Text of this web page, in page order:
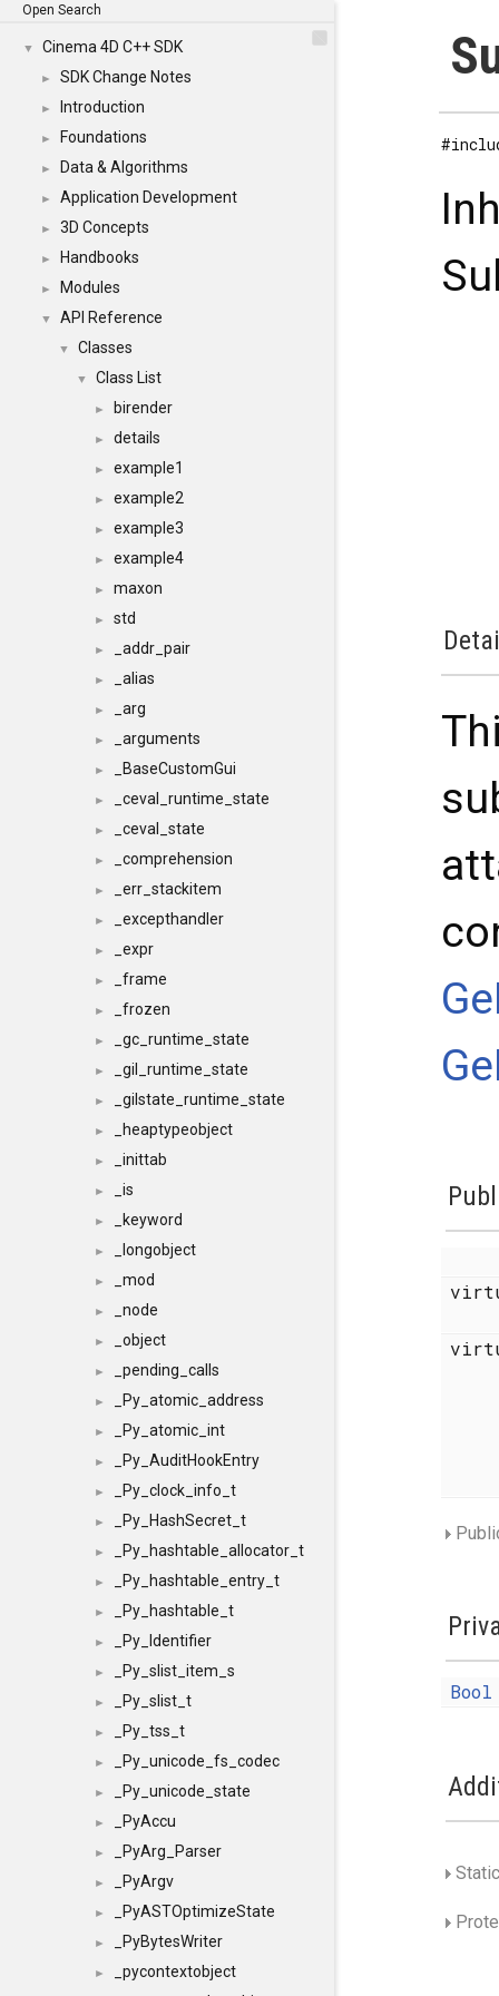
Open Search
▼ Cinema 4D C++ SDK
► SDK Change Notes
► Introduction
► Foundations
► Data & Algorithms
► Application Development
► 3D Concepts
► Handbooks
► Modules
▼ API Reference
▼ Classes
▼ Class List
► birender
► details
► example1
► example2
► example3
► example4
► maxon
► std
► _addr_pair
► _alias
► _arg
► _arguments
► _BaseCustomGui
► _ceval_runtime_state
► _ceval_state
► _comprehension
► _err_stackitem
► _excepthandler
► _expr
► _frame
► _frozen
► _gc_runtime_state
► _gil_runtime_state
► _gilstate_runtime_state
► _heaptypeobject
► _inittab
► _is
► _keyword
► _longobject
► _mod
► _node
► _object
► _pending_calls
► _Py_atomic_address
► _Py_atomic_int
► _Py_AuditHookEntry
► _Py_clock_info_t
► _Py_HashSecret_t
► _Py_hashtable_allocator_t
► _Py_hashtable_entry_t
► _Py_hashtable_t
► _Py_Identifier
► _Py_slist_item_s
► _Py_slist_t
► _Py_tss_t
► _Py_unicode_fs_codec
► _Py_unicode_state
► _PyAccu
► _PyArg_Parser
► _PyArgv
► _PyASTOptimizeState
► _PyBytesWriter
►
_pycontextobject
Bool